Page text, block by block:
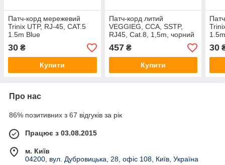
Патч-корд мережевий
Trinix UTP, RJ-45, CAT.5
1.5m Blue
30 ₴
Купити
Патч-корд литий
VEGGIEG, CCA, SSTP,
RJ45, Cat.8, 1,5m, чорний
457₴
Купити
30
Про нас
86% позитивних з 67 відгуків за рік
Працює з 03.08.2015
м. Київ
04200, вул. Дубровицька, 28, офіс 108, Київ, Україна